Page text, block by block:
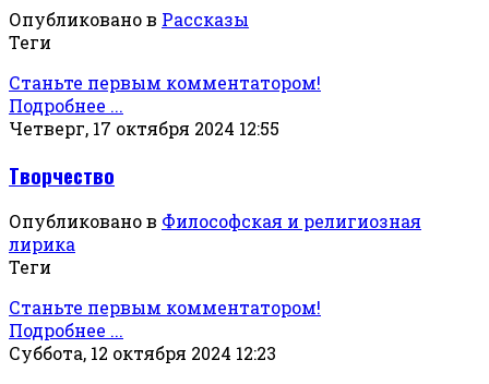
Опубликовано в Рассказы
Теги
Станьте первым комментатором!
Подробнее ...
Четверг, 17 октября 2024 12:55
Творчество
Опубликовано в Философская и религиозная
лирика
Теги
Станьте первым комментатором!
Подробнее ...
Суббота, 12 октября 2024 12:23